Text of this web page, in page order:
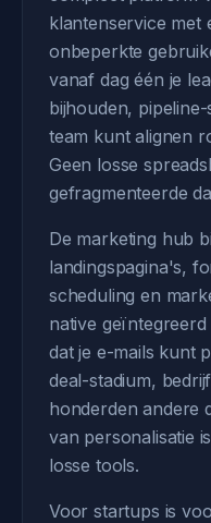
klantenservice met
onbeperkte
vanaf dag één je
bijhouden,
team kunt alignen
Geen losse
gefragmenteerde
De marketing hub
landingspagina's,
scheduling en
native
dat je e-mails kunt
deal-stadium,
honderden andere
van personalisatie
losse tools.
Voor startups is